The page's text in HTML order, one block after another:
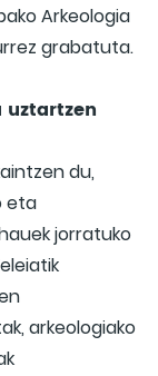
Arkeologia
grabatuta.
uztartzen
du,
eta
jorratuko
arkeologiako